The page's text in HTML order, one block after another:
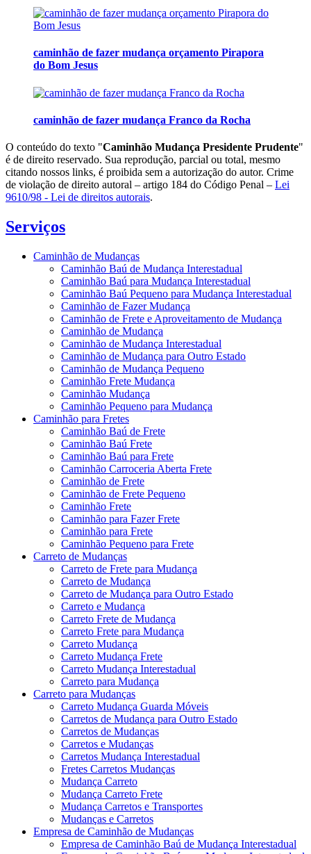
caminhão de fazer mudança orçamento Pirapora
do Bom Jesus
caminhão de fazer mudança Franco da Rocha
O conteúdo do texto "Caminhão Mudança Presidente Prudente"
é de direito reservado. Sua reprodução, parcial ou total, mesmo
citando nossos links, é proibida sem a autorização do autor. Crime
de violação de direito autoral – artigo 184 do Código Penal – Lei
9610/98 - Lei de direitos autorais.
Serviços
Caminhão de Mudanças
Caminhão Baú de Mudança Interestadual
Caminhão Baú para Mudança Interestadual
Caminhão Baú Pequeno para Mudança Interestadual
Caminhão de Fazer Mudança
Caminhão de Frete e Aproveitamento de Mudança
Caminhão de Mudança
Caminhão de Mudança Interestadual
Caminhão de Mudança para Outro Estado
Caminhão de Mudança Pequeno
Caminhão Frete Mudança
Caminhão Mudança
Caminhão Pequeno para Mudança
Caminhão para Fretes
Caminhão Baú de Frete
Caminhão Baú Frete
Caminhão Baú para Frete
Caminhão Carroceria Aberta Frete
Caminhão de Frete
Caminhão de Frete Pequeno
Caminhão Frete
Caminhão para Fazer Frete
Caminhão para Frete
Caminhão Pequeno para Frete
Carreto de Mudanças
Carreto de Frete para Mudança
Carreto de Mudança
Carreto de Mudança para Outro Estado
Carreto e Mudança
Carreto Frete de Mudança
Carreto Frete para Mudança
Carreto Mudança
Carreto Mudança Frete
Carreto Mudança Interestadual
Carreto para Mudança
Carreto para Mudanças
Carreto Mudança Guarda Móveis
Carretos de Mudança para Outro Estado
Carretos de Mudanças
Carretos e Mudanças
Carretos Mudança Interestadual
Fretes Carretos Mudanças
Mudança Carreto
Mudança Carreto Frete
Mudança Carretos e Transportes
Mudanças e Carretos
Empresa de Caminhão de Mudanças
Empresa de Caminhão Baú de Mudança Interestadual